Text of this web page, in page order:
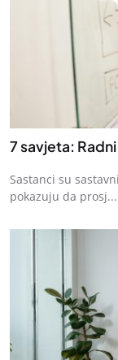
7 savjeta:
Sastanci su
pokazuju da prosj...